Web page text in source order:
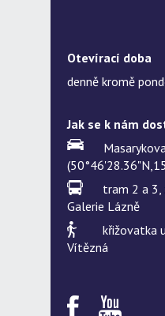
Otevírací doba
denně kromě
Jak se k nám
tram 2 a 3,
Galerie Lázně
křižovatka
Vítězná